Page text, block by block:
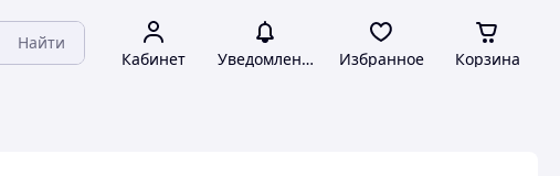
Найти
Кабинет Уведомления Избранное Корзина